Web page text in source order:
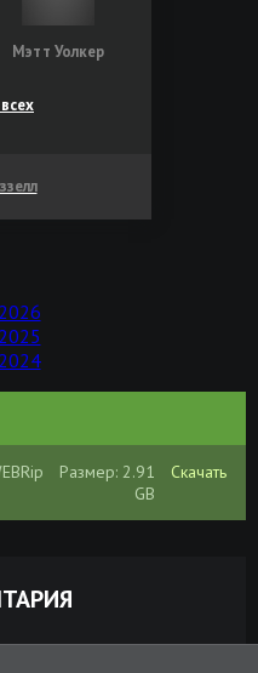
Мэтт Уолкер
Размер: 2.91
GB
Скачать